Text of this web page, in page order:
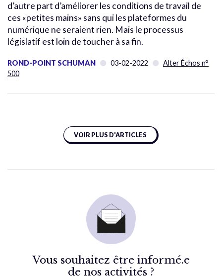
d’autre part d’améliorer les conditions de travail de
ces «petites mains» sans qui les plateformes du
numérique ne seraient rien. Mais le processus
législatif est loin de toucher à sa fin.
ROND-POINT SCHUMAN 03-02-2022
Alter Échos n°
500
VOIR PLUS D'ARTICLES
Vous souhaitez être informé.e
de nos activités ?